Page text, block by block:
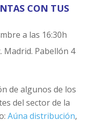
CON TUS
a las 16:30h
Madrid. Pabellón 4
de algunos de los
del sector de la
Aúna distribución,